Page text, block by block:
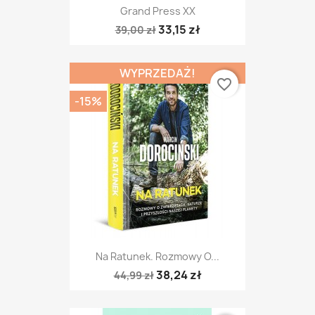
Grand Press XX
39,00 zł33,15 zł
Na Ratunek. Rozmowy O...
44,99 zł38,24 zł
WYPRZEDAŻ!
-15%
favorite_border